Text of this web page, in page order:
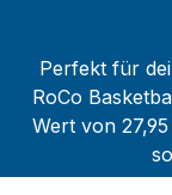
Perfekt für
RoCo
Wert von